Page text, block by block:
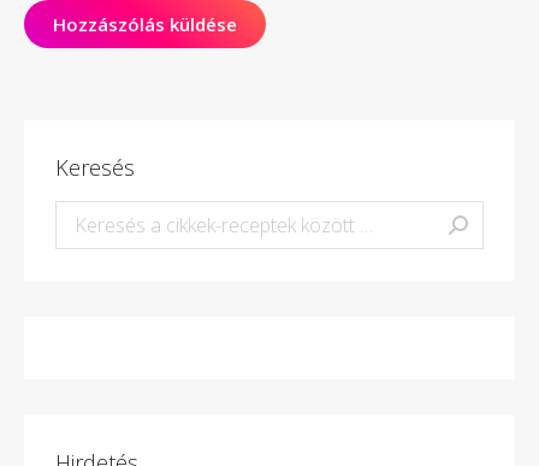
Hozzászólás küldése
Keresés
Keresés: